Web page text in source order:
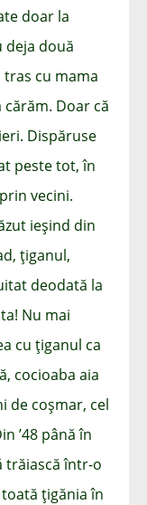
doar la
deja două
cu mama
Doar că
Dispăruse
peste tot, în
vecini.
ieșind din
țiganul,
deodată la
Nu mai
cu țiganul ca
cocioaba aia
de coșmar, cel
’48 până în
trăiască într-o
țigănia în